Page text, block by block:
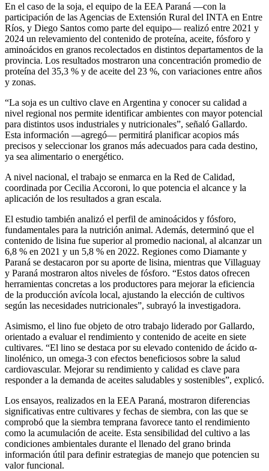
En el caso de la soja, el equipo de la EEA Paraná —con la
participación de las Agencias de Extensión Rural del INTA en Entre
Ríos, y Diego Santos como parte del equipo— realizó entre 2021 y
2024 un relevamiento del contenido de proteína, aceite, fósforo y
aminoácidos en granos recolectados en distintos departamentos de la
provincia. Los resultados mostraron una concentración promedio de
proteína del 35,3 % y de aceite del 23 %, con variaciones entre años
y zonas.
“La soja es un cultivo clave en Argentina y conocer su calidad a
nivel regional nos permite identificar ambientes con mayor potencial
para distintos usos industriales y nutricionales”, señaló Gallardo.
Esta información —agregó— permitirá planificar acopios más
precisos y seleccionar los granos más adecuados para cada destino,
ya sea alimentario o energético.
A nivel nacional, el trabajo se enmarca en la Red de Calidad,
coordinada por Cecilia Accoroni, lo que potencia el alcance y la
aplicación de los resultados a gran escala.
El estudio también analizó el perfil de aminoácidos y fósforo,
fundamentales para la nutrición animal. Además, determinó que el
contenido de lisina fue superior al promedio nacional, al alcanzar un
6,8 % en 2021 y un 5,8 % en 2022. Regiones como Diamante y
Paraná se destacaron por su aporte de lisina, mientras que Villaguay
y Paraná mostraron altos niveles de fósforo. “Estos datos ofrecen
herramientas concretas a los productores para mejorar la eficiencia
de la producción avícola local, ajustando la elección de cultivos
según las necesidades nutricionales”, subrayó la investigadora.
Asimismo, el lino fue objeto de otro trabajo liderado por Gallardo,
orientado a evaluar el rendimiento y contenido de aceite en siete
cultivares. “El lino se destaca por su elevado contenido de ácido α-
linolénico, un omega-3 con efectos beneficiosos sobre la salud
cardiovascular. Mejorar su rendimiento y calidad es clave para
responder a la demanda de aceites saludables y sostenibles”, explicó.
Los ensayos, realizados en la EEA Paraná, mostraron diferencias
significativas entre cultivares y fechas de siembra, con las que se
comprobó que la siembra temprana favorece tanto el rendimiento
como la acumulación de aceite. Esta sensibilidad del cultivo a las
condiciones ambientales durante el llenado del grano brinda
información útil para definir estrategias de manejo que potencien su
valor funcional.